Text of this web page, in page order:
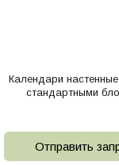
Календари
стандартными
Отправить